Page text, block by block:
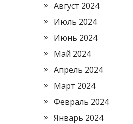
Август 2024
Июль 2024
Июнь 2024
Май 2024
Апрель 2024
Март 2024
Февраль 2024
Январь 2024